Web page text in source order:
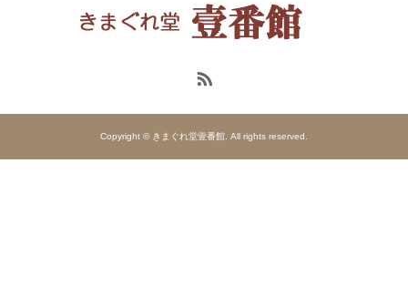
Copyright © きまぐれ堂壹番館. All rights reserved.